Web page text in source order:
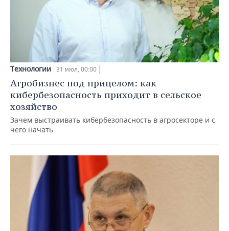
Технологии 31 июл, 00:00
Агробизнес под прицелом: как
кибербезопасность приходит в сельское
хозяйство
Зачем выстраивать кибербезопасность в агросекторе и с
чего начать